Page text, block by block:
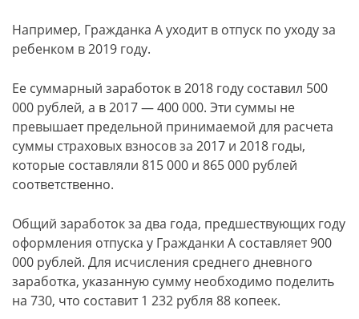
Например, Гражданка А уходит в отпуск по уходу за
ребенком в 2019 году.
Ее суммарный заработок в 2018 году составил 500
000 рублей, а в 2017 — 400 000. Эти суммы не
превышает предельной принимаемой для расчета
суммы страховых взносов за 2017 и 2018 годы,
которые составляли 815 000 и 865 000 рублей
соответственно.
Общий заработок за два года, предшествующих году
оформления отпуска у Гражданки А составляет 900
000 рублей. Для исчисления среднего дневного
заработка, указанную сумму необходимо поделить
на 730, что составит 1 232 рубля 88 копеек.